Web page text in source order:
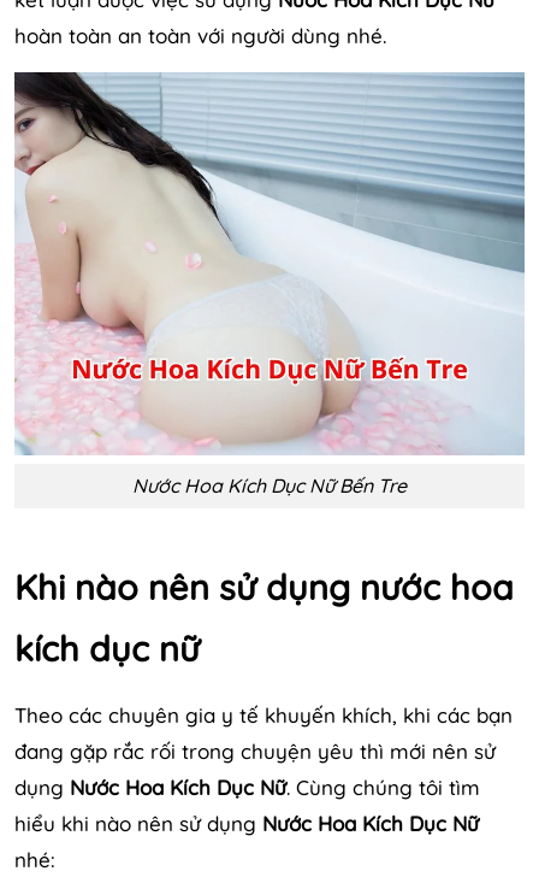
hoàn toàn an toàn với người dùng nhé.
Nước Hoa Kích Dục Nữ Bến Tre
Khi nào nên sử dụng nước hoa
kích dục nữ
Theo các chuyên gia y tế khuyến khích, khi các bạn
đang gặp rắc rối trong chuyện yêu thì mới nên sử
dụng Nước Hoa Kích Dục Nữ. Cùng chúng tôi tìm
hiểu khi nào nên sử dụng Nước Hoa Kích Dục Nữ
nhé: